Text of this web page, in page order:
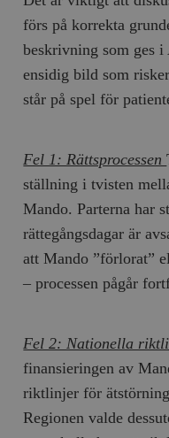
förs på korrekta
beskrivning som ges
ensidig bild som
står på spel för
Fel 1: Rättsprocessen
ställning i tvisten
Mando. Parterna har
rättegångsdagar är
att Mando ”förlorat”
– processen pågår
Fel 2: Nationella
finansieringen av
riktlinjer för
Regionen valde